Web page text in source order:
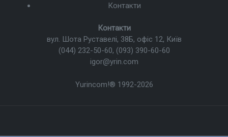
Yurincom!® 1992-2026
Контакти
вул. Шота Руставелі, 38Б, офіс 12, Київ
(044) 232-50-60, (093) 390-60-60
igor@yrin.com
Контакти